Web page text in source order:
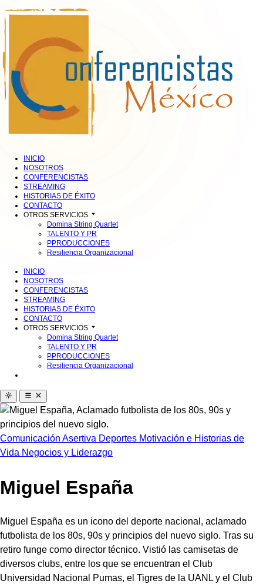
INICIO
NOSOTROS
CONFERENCISTAS
STREAMING
HISTORIAS DE ÉXITO
CONTACTO
OTROS SERVICIOS
Domina String Quartet
TALENTO Y PR
PPRODUCCIONES
Resiliencia Organizacional
INICIO
NOSOTROS
CONFERENCISTAS
STREAMING
HISTORIAS DE ÉXITO
CONTACTO
OTROS SERVICIOS
Domina String Quartet
TALENTO Y PR
PPRODUCCIONES
Resiliencia Organizacional
Comunicación Asertiva Deportes Motivación e Historias de
Vida Negocios y Liderazgo
Miguel España
Miguel España es un icono del deporte nacional, aclamado
futbolista de los 80s, 90s y principios del nuevo siglo. Tras su
retiro funge como director técnico. Vistió las camisetas de
diversos clubs, entre los que se encuentran el Club
Universidad Nacional Pumas, el Tigres de la UANL y el Club